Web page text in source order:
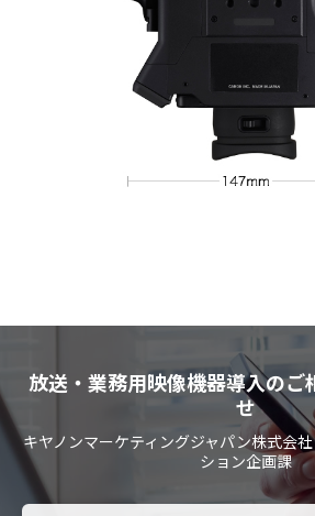
放送・業務用映像機器導入のご
せ
キヤノンマーケティングジャパン株式会
ション企画課